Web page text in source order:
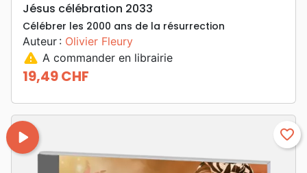
Jésus célébration 2033
Célébrer les 2000 ans de la résurrection
Auteur : Olivier Fleury
warning A commander en librairie
Prix
19,49 CHF
play_arrow favorite_border